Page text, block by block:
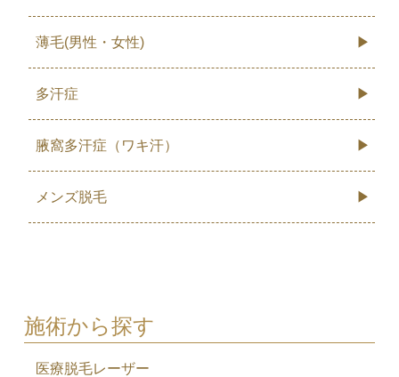
薄毛(男性・女性)
多汗症
腋窩多汗症（ワキ汗）
メンズ脱毛
施術から探す
医療脱毛レーザー